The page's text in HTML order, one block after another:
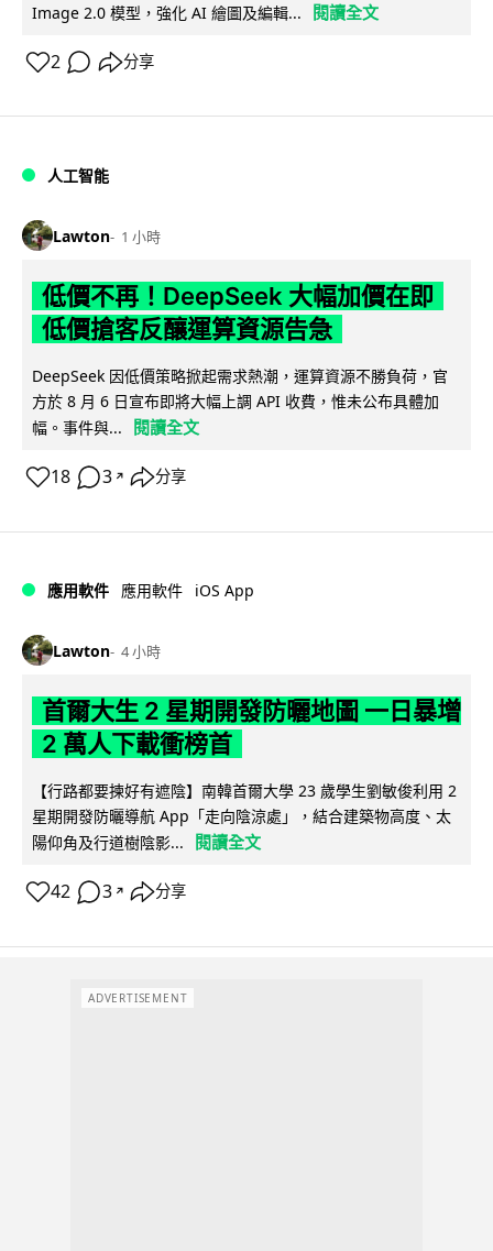
Image 2.0 模型，強化 AI 繪圖及編輯...
閱讀全文
2 分享
人工智能
Lawton 1 小時
低價不再！DeepSeek 大幅加價在即
低價搶客反釀運算資源告急
DeepSeek 因低價策略掀起需求熱潮，運算資源不勝負荷，官
方於 8 月 6 日宣布即將大幅上調 API 收費，惟未公布具體加
幅。事件與...
閱讀全文
18 3 ↗ 分享
應用軟件 應用軟件 iOS App
Lawton 4 小時
首爾大生 2 星期開發防曬地圖 一日暴增
2 萬人下載衝榜首
【行路都要揀好有遮陰】南韓首爾大學 23 歲學生劉敏俊利用 2
星期開發防曬導航 App「走向陰涼處」，結合建築物高度、太
陽仰角及行道樹陰影...
閱讀全文
42 3 ↗ 分享
ADVERTISEMENT